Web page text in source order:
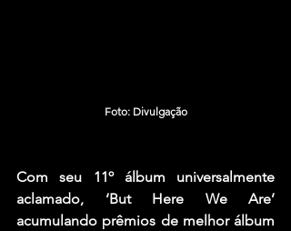
Foto: Divulgação
Com seu 11º álbum universalmente
aclamado, ‘But Here We Are’
acumulando prêmios de melhor álbum